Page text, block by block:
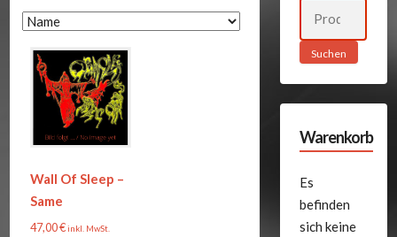
Wall Of Sleep –
Same
47,00€inkl. MwSt.
Suchen
Warenkorb
Es
befinden
sich keine